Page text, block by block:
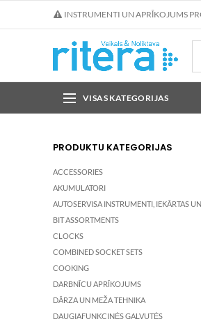
INSTRUMENTI UN APRĪKOJUMS
VISAS KATEGORIJAS
PRODUKTU KATEGORIJAS
ACCESSORIES
AKUMULATORI
BIT ASSORTMENTS
CLOCKS
COMBINED SOCKET SETS
COOKING
DARBNĪCU APRĪKOJUMS
DĀRZA UN MEŽA TEHNIKA
DAUGIAFUNKCINĖS GALVUTĖS